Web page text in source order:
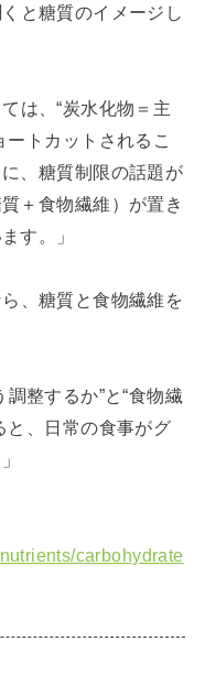
と糖質のイメージし
は、“炭水化物＝主
ートカットされるこ
、糖質制限の話題が
＋食物繊維）が置き
す。」
、糖質と食物繊維を
調整するか”と“食物繊
と、日常の食事がグ
carbohydrate